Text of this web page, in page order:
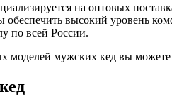
на оптовых
высокий уровень
по всей России.
моделей мужских кед вы